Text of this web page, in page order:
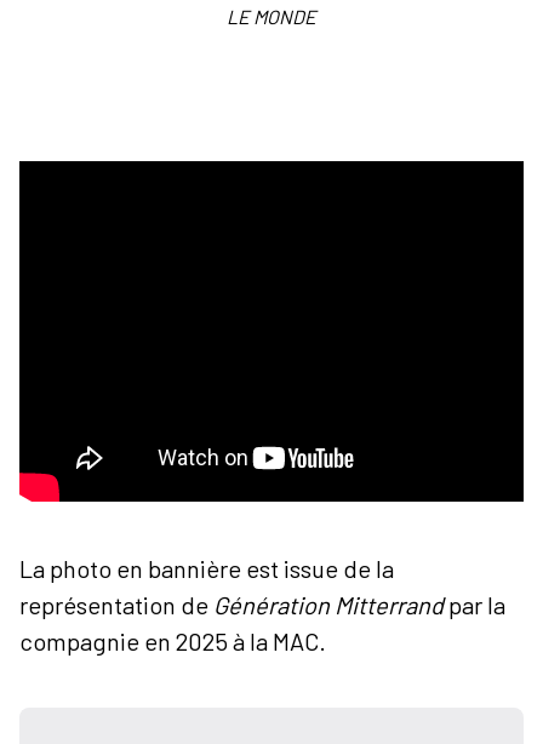
LE MONDE
La photo en bannière est issue de la
représentation de Génération Mitterrandpar la
compagnie en 2025 à la MAC.